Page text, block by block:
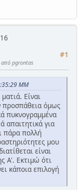
#1
pgrontas
ΜΜ
Είναι
προσπάθεια όμως
πυκνογραμμένα
απαιτητικά για
πάρα πολλή
μου
είναι
Α'. Εκτιμώ ότι
κάποια επιλογή